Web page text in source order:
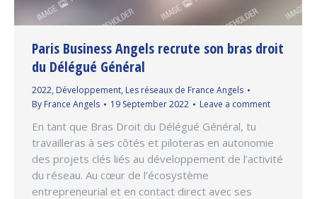
Paris Business Angels recrute son bras droit
du Délégué Général
2022, Développement, Les réseaux de France Angels
By France Angels 19 September 2022 Leave a comment
En tant que Bras Droit du Délégué Général, tu
travailleras à ses côtés et piloteras en autonomie
des projets clés liés au développement de l’activité
du réseau. Au cœur de l’écosystème
entrepreneurial et en contact direct avec ses